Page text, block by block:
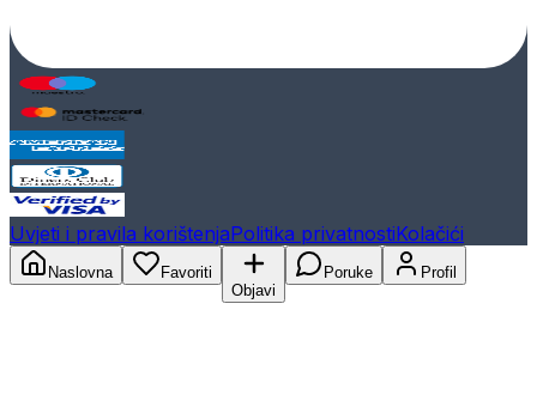
Uvjeti i pravila korištenjaPolitika privatnostiKolačići
Naslovna
Favoriti
Objavi
Poruke Profil